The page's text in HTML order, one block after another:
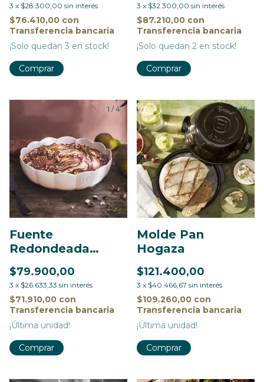
3 x $28.300,00 sin interés
$76.410,00 con
Transferencia bancaria
¡Solo quedan 3 en stock!
Comprar
3 x $32.300,00 sin interés
$87.210,00 con
Transferencia bancaria
¡Solo quedan 2 en stock!
Comprar
1 /4
Fuente
Redondeada
Madeleine
$79.900,00
3 x $26.633,33 sin interés
$71.910,00 con
Transferencia bancaria
¡Última unidad!
Comprar
1/9
Molde Pan
Hogaza
$121.400,00
3 x $40.466,67 sin interés
$109.260,00 con
Transferencia bancaria
¡Última unidad!
Comprar